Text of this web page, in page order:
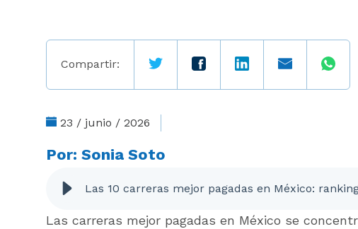
Compartir:
23 / junio / 2026
Por: Sonia Soto
Las 10 carreras mejor pagadas en México:
Las carreras mejor pagadas en México se